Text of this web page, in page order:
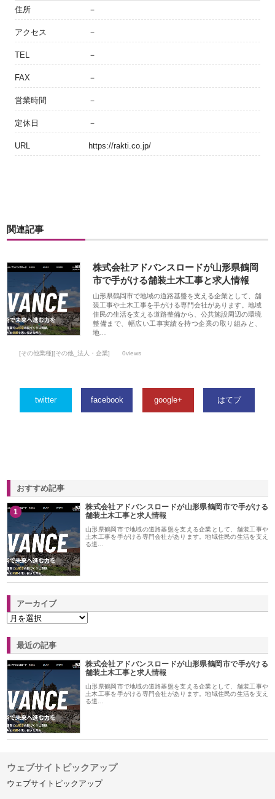
住所 －
アクセス －
TEL －
FAX －
営業時間 －
定休日 －
URL https://rakti.co.jp/
関連記事
株式会社アドバンスロードが山形県鶴岡
市で手がける舗装土木工事と求人情報
山形県鶴岡市で地域の道路基盤を支える企業として、舗
装工事や土木工事を手がける専門会社があります。地域
住民の生活を支える道路整備から、公共施設周辺の環境
整備まで、幅広い工事実績を持つ企業の取り組みと、
地…
[その他業種][その他_法人・企業] 0views
twitter facebook google+ はてブ
おすすめ記事
1
株式会社アドバンスロードが山形県鶴岡市で手がける
舗装土木工事と求人情報
山形県鶴岡市で地域の道路基盤を支える企業として、舗装工事や
土木工事を手がける専門会社があります。地域住民の生活を支え
る道…
アーカイブ
最近の記事
株式会社アドバンスロードが山形県鶴岡市で手がける
舗装土木工事と求人情報
山形県鶴岡市で地域の道路基盤を支える企業として、舗装工事や
土木工事を手がける専門会社があります。地域住民の生活を支え
る道…
ウェブサイトピックアップ
ウェブサイトピックアップ